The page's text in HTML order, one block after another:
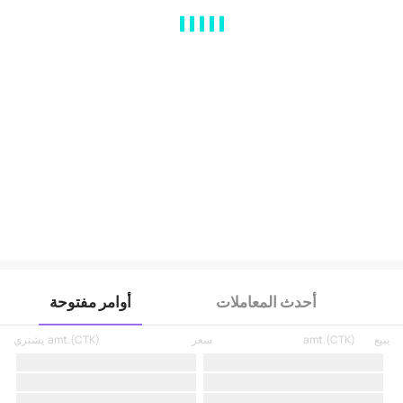
أوامر مفتوحة أحدث المعاملات
يشتري amt.(CTK) سعر يبيع amt.(CTK)